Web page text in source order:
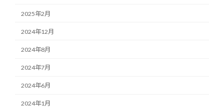
2025年2月
2024年12月
2024年8月
2024年7月
2024年6月
2024年1月